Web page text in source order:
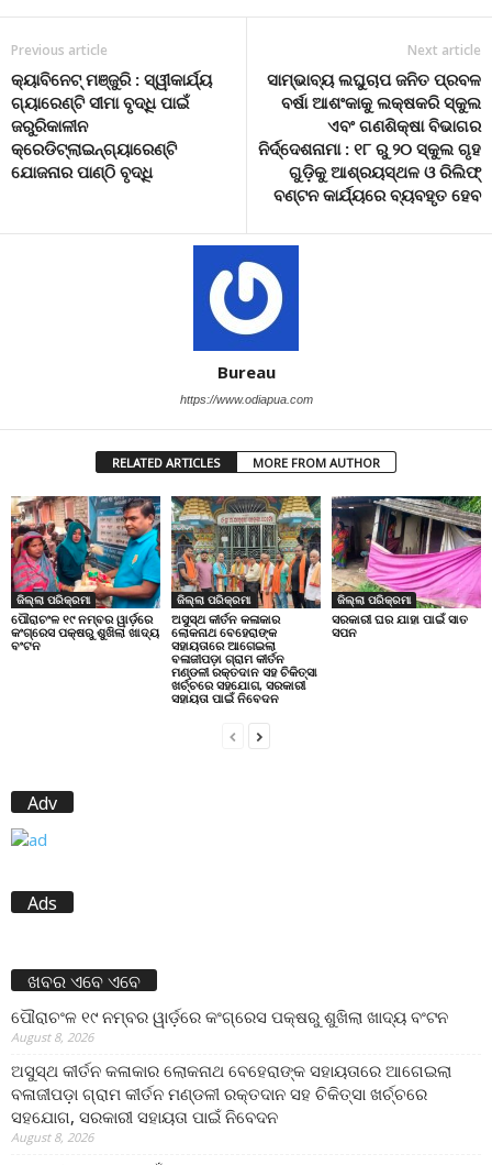
Previous article
କ୍ୟାବିନେଟ୍‌ ମଞ୍ଜୁରି : ସ୍ୱୀକାର୍ଯ୍ୟ
ଗ୍ୟାରେଣ୍ଟି ସୀମା ବୃଦ୍ଧି ପାଇଁ
ଜରୁରିକାଳୀନ
କ୍ରେଡିଟ୍‌ଲାଇନ୍‌ଗ୍ୟାରେଣ୍ଟି
ଯୋଜନାର ପାଣ୍ଠି ବୃଦ୍ଧି
Next article
ସାମ୍ଭାବ୍ୟ ଲଘୁଚାପ ଜନିତ ପ୍ରବଳ
ବର୍ଷା ଆଶଂକାକୁ ଲକ୍ଷକରି ସ୍କୁଲ
ଏବଂ ଗଣଶିକ୍ଷା ବିଭାଗର
ନିର୍ଦ୍ଦେଶନାମା : ୧୮ ରୁ ୨୦ ସ୍କୁଲ ଗୃହ
ଗୁଡ଼ିକୁ ଆଶ୍ରୟସ୍ଥଳ ଓ ରିଲିଫ୍‌
ବଣ୍ଟନ କାର୍ଯ୍ୟରେ ବ୍ୟବହୃତ ହେବ
Bureau
https://www.odiapua.com
RELATED ARTICLES MORE FROM AUTHOR
ଜିଲ୍ଲା ପରିକ୍ରମା
ପୌରାଚଂଳ ୧୯ ନମ୍ବର ୱାର୍ଡ଼ରେ
କଂଗ୍ରେସ ପକ୍ଷରୁ ଶୁଖିଲା ଖାଦ୍ୟ
ବଂଟନ
ଜିଲ୍ଲା ପରିକ୍ରମା
ଅସୁସ୍ଥ କୀର୍ତନ କଳାକାର
ଲୋକନାଥ ବେହେରାଙ୍କ
ସହାୟତାରେ ଆଗେଇଲା
ବଳାଜୀପଡ଼ା ଗ୍ରାମ କୀର୍ତନ
ମଣ୍ଡଳୀ ରକ୍ତଦାନ ସହ ଚିକିତ୍ସା
ଖର୍ଚ୍ଚରେ ସହଯୋଗ, ସରକାରୀ
ସହାୟତା ପାଇଁ ନିବେଦନ
ଜିଲ୍ଲା ପରିକ୍ରମା
ସରକାରୀ ଘର ଯାହା ପାଇଁ ସାତ
ସପନ
Adv
Ads
ଖବର ଏବେ ଏବେ
ପୌରାଚଂଳ ୧୯ ନମ୍ବର ୱାର୍ଡ଼ରେ କଂଗ୍ରେସ ପକ୍ଷରୁ ଶୁଖିଲା ଖାଦ୍ୟ ବଂଟନ
August 8, 2026
ଅସୁସ୍ଥ କୀର୍ତନ କଳାକାର ଲୋକନାଥ ବେହେରାଙ୍କ ସହାୟତାରେ ଆଗେଇଲା
ବଳାଜୀପଡ଼ା ଗ୍ରାମ କୀର୍ତନ ମଣ୍ଡଳୀ ରକ୍ତଦାନ ସହ ଚିକିତ୍ସା ଖର୍ଚ୍ଚରେ
ସହଯୋଗ, ସରକାରୀ ସହାୟତା ପାଇଁ ନିବେଦନ
August 8, 2026